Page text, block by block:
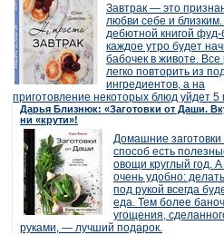
Завтрак — это
любви себе и
дебютной книгой фуд-
каждое утро будет
бабочек в животе.
легко повторить из
ингредиентов, а на
приготовление некоторых блюд уйдет 5
Дарья Близнюк: «Заготовки от Даши.
ни «крути»!
Домашние
способ есть
овощи круглый год.
очень удобно:
под рукой всегда
еда. Тем более
угощения,
руками, — лучший подарок.